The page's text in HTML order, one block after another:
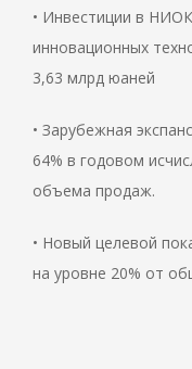
• Инвестиции в
инновационных
3,63 млрд юаней
• Зарубежная
64% в годовом
объема продаж.
• Новый целевой
на уровне 20% от